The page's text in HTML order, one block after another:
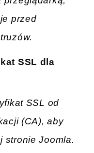
przed
SSL dla
SSL od
(CA), aby
stronie Joomla.